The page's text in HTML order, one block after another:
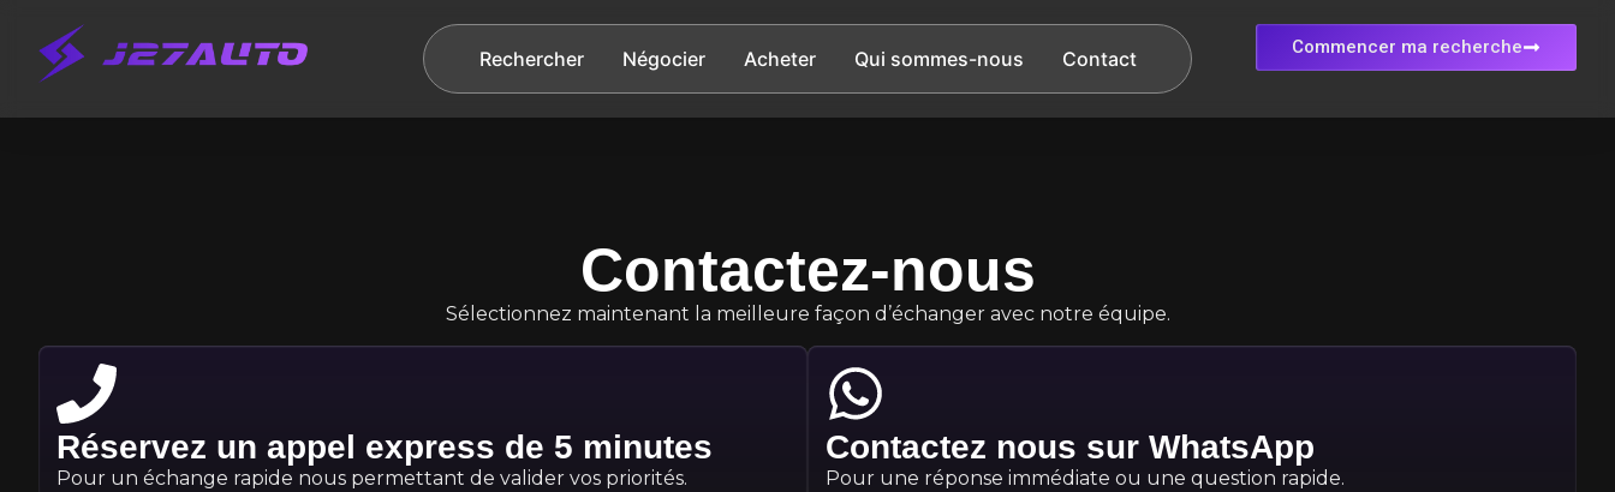
Rechercher Négocier Acheter Qui sommes-nous Contact Commencer ma recherche
Contactez-nous
Sélectionnez maintenant la meilleure façon d’échanger avec notre équipe.
Réservez un appel express de 5 minutes
Pour un échange rapide nous permettant de valider vos priorités.
Contactez nous sur WhatsApp
Pour une réponse immédiate ou une question rapide.